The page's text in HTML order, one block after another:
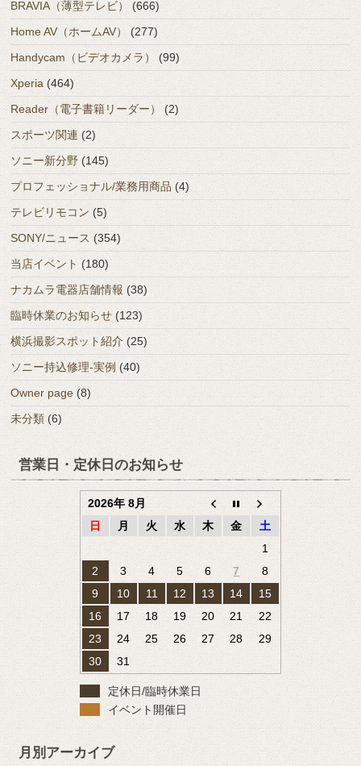
BRAVIA（薄型テレビ） (666)
Home AV（ホームAV）
(277)
Handycam（ビデオカメラ）
(99)
Xperia (464)
Reader（電子書籍リーダー）
(2)
スポーツ関連 (2)
ソニー新分野 (145)
プロフェッショナル/業務用商品 (4)
テレビリモコン (5)
SONY/ニュース (354)
当店イベント (180)
ナカムラ電器店舗情報 (38)
臨時休業のお知らせ (123)
横浜撮影スポット紹介 (25)
ソニー持込修理-実例 (40)
Owner page (8)
未分類 (6)
営業日・定休日のお知らせ
2026年 8月
日
月 火 水 木 金
土
1
2
3 4 5 6 7
8
9
10 11 12 13 14
15
16
17 18 19 20 21
22
23
24 25 26 27 28
29
30
31
定休日/臨時休業日
イベント開催日
月別アーカイブ